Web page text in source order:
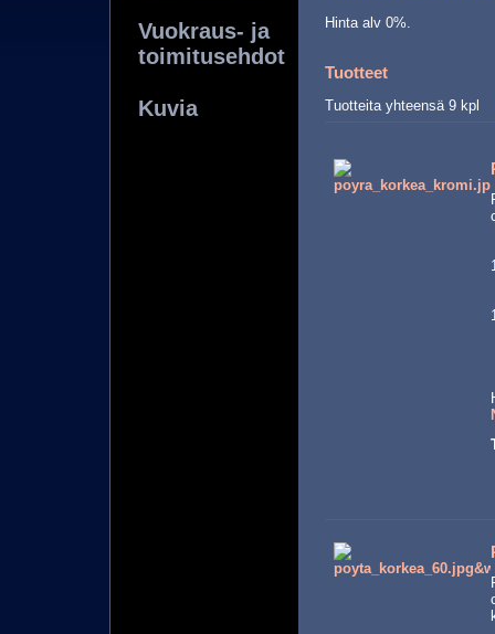
Vuokraus- ja
toimitusehdot
Kuvia
Hinta alv 0%.
Tuotteet
Tuotteita yhteensä 9 kpl